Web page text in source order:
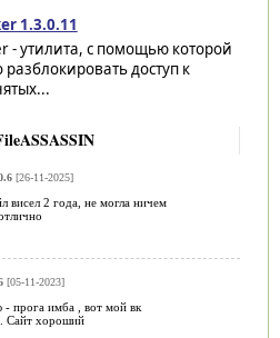
1.3.0.11
- утилита, с помощью которой
доступ к
[26-11-2025]
висел 2 года, не могла ничем
[05-11-2023]
прога имба , вот мой вк
Сайт хороший